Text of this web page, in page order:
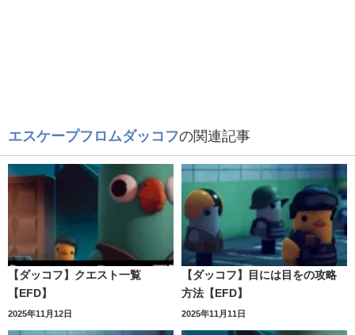
エスケープフロムダッコフの関連記事
【ダッコフ】クエスト一覧
【EFD】
2025年11月12日
【ダッコフ】目には目をの攻略
方法【EFD】
2025年11月11日